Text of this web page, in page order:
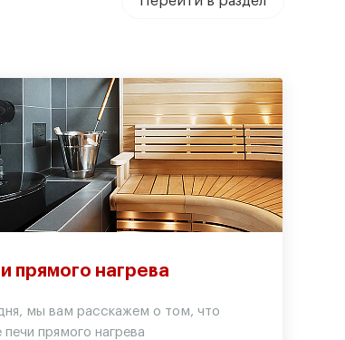
прямого нагрева
мы вам расскажем о том, что
печи прямого нагрева